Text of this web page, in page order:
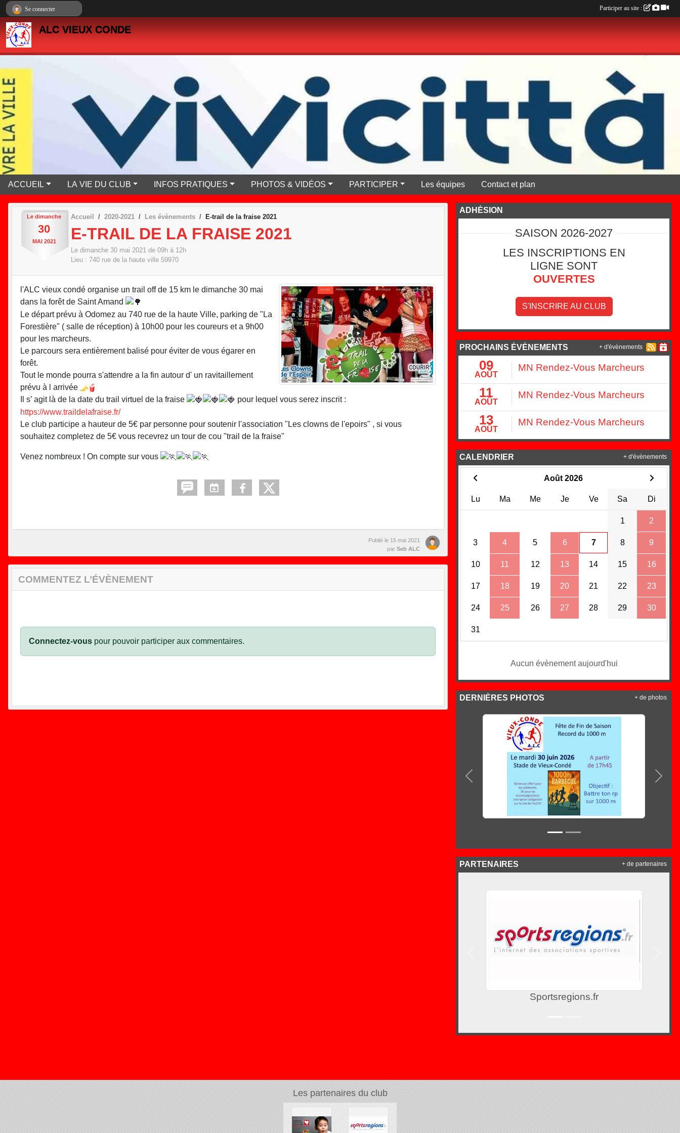
ALC VIEUX CONDE
ACCUEIL LA VIE DU CLUB INFOS PRATIQUES PHOTOS & VIDÉOS PARTICIPER Les équipes Contact et plan
Le dimanche
30
MAI 2021
Accueil 2020-2021 Les évènements E-trail de la fraise 2021
E-TRAIL DE LA FRAISE 2021
Le dimanche 30 mai 2021 de 09h à 12h
Lieu : 740 rue de la haute ville 59970
l'ALC vieux condé organise un trail off de 15 km le dimanche 30 mai
dans la forêt de Saint Amand
Le départ prévu à Odomez au 740 rue de la haute Ville, parking de "La
Forestière" ( salle de réception) à 10h00 pour les coureurs et a 9h00
pour les marcheurs.
Le parcours sera entièrement balisé pour éviter de vous égarer en
forêt.
Tout le monde pourra s'attendre a la fin autour d' un ravitaillement
prévu à l arrivée
Il s’ agit là de la date du trail virtuel de la fraise
pour lequel vous serez inscrit :
https://www.traildelafraise.fr/
Le club participe a hauteur de 5€ par personne pour soutenir l'association "Les clowns de l'epoirs" , si vous
souhaitez completez de 5€ vous recevrez un tour de cou "trail de la fraise"
Venez nombreux ! On compte sur vous
Publié le 15 mai 2021
parSeb ALC
COMMENTEZ L’ÉVÈNEMENT
Connectez-vous pour pouvoir participer aux commentaires.
ADHÉSION
SAISON 2026-2027
LES INSCRIPTIONS EN
LIGNE SONT
OUVERTES
S'INSCRIRE AU CLUB
PROCHAINS ÉVÉNEMENTS
09
AOÛT
MN Rendez-Vous Marcheurs
11
AOÛT
MN Rendez-Vous Marcheurs
13
AOÛT
MN Rendez-Vous Marcheurs
+ d'évènements
CALENDRIER
Août 2026
Lu Ma Me Je Ve Sa Di
1 2
3 4 5 6 7 8 9
10 11 12 13 14 15 16
17 18 19 20 21 22 23
24 25 26 27 28 29 30
31
Aucun évènement aujourd'hui
+ d'évènements
DERNIÈRES PHOTOS
Précedent
+ de photos
PARTENAIRES
Sportsregions.fr
+ de partenaires
Les partenaires du club
Se connecter Participer au site :
Panneau de gestion des cookies